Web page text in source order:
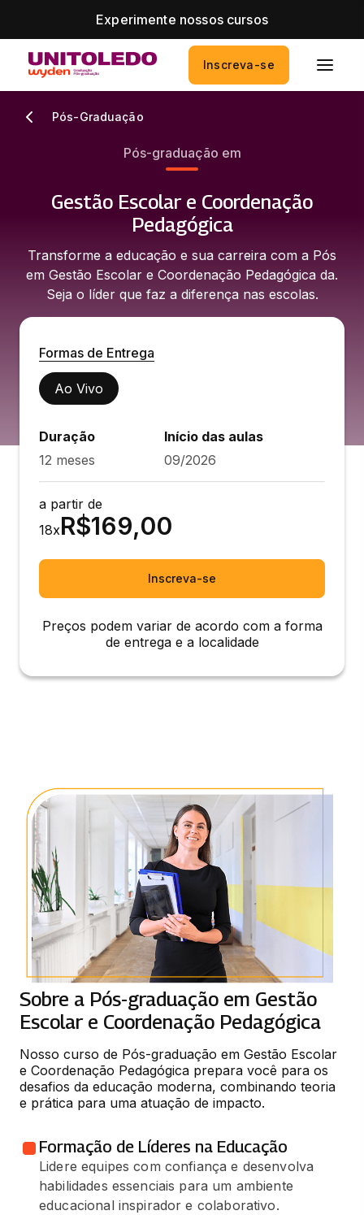
Experimente nossos cursos
Inscreva-se
Pós-Graduação
Pós-graduação em
Gestão Escolar e Coordenação
Pedagógica
Transforme a educação e sua carreira com a Pós
em Gestão Escolar e Coordenação Pedagógica da.
Seja o líder que faz a diferença nas escolas.
Formas de Entrega
Ao Vivo
Duração
12 meses
Início das aulas
09/2026
a partir de
18xR$169,00
Inscreva-se
Preços podem variar de acordo com a forma
de entrega e a localidade
Sobre a Pós-graduação em Gestão
Escolar e Coordenação Pedagógica
Nosso curso de Pós-graduação em Gestão Escolar
e Coordenação Pedagógica prepara você para os
desafios da educação moderna, combinando teoria
e prática para uma atuação de impacto.
Formação de Líderes na Educação
Lidere equipes com confiança e desenvolva
habilidades essenciais para um ambiente
educacional inspirador e colaborativo.